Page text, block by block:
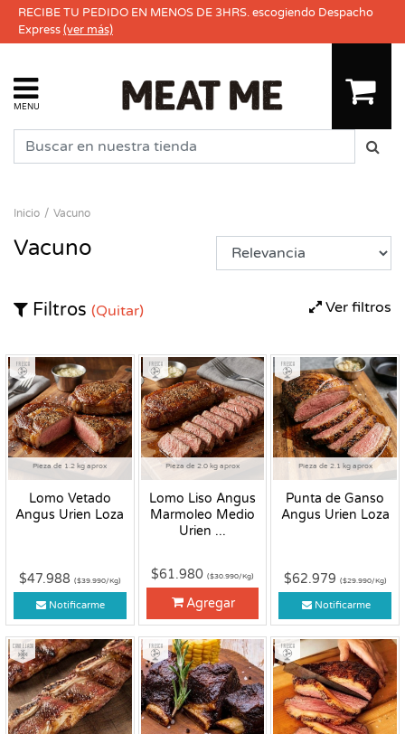
RECIBE TU PEDIDO EN MENOS DE 3HRS. escogiendo Despacho
Express(ver más)
MENU
Inicio Vacuno
Vacuno
Ver filtros
Filtros (Quitar)
Pieza de 1.2 kg aprox
Lomo Vetado
Angus Urien Loza
Fresco
$47.988 ($39.990/Kg)
Notificarme
Pieza de 2.0 kg aprox
Lomo Liso Angus
Marmoleo Medio
Urien ...
Fresco
$61.980 ($30.990/Kg)
Agregar
Pieza de 2.1 kg aprox
Punta de Ganso
Angus Urien Loza
Fresco
$62.979 ($29.990/Kg)
Notificarme
Congelado Fresco Fresco